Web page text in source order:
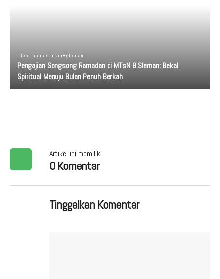
Oleh : humas mtsn8sleman
Pengajian Songsong Ramadan di MTsN 8 Sleman: Bekal
Spiritual Menuju Bulan Penuh Berkah
Artikel ini memiliki
0 Komentar
Tinggalkan Komentar